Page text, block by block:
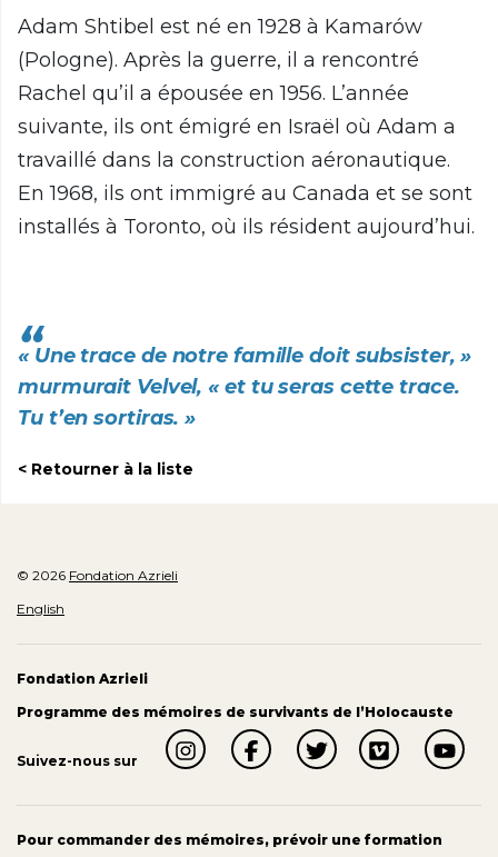
Adam Shtibel est né en 1928 à Kamarów
(Pologne). Après la guerre, il a rencontré
Rachel qu’il a épousée en 1956. L’année
suivante, ils ont émigré en Israël où Adam a
travaillé dans la construction aéronautique.
En 1968, ils ont immigré au Canada et se sont
installés à Toronto, où ils résident aujourd’hui.
« Une trace de notre famille doit subsister, »
murmurait Velvel, « et tu seras cette trace.
Tu t’en sortiras. »
Retourner à la liste
© 2026 Fondation Azrieli
English
Fondation Azrieli
Programme des mémoires de survivants de l’Holocauste
Suivez-nous sur
Pour commander des mémoires, prévoir une formation